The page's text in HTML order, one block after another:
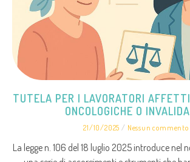
TUTELA PER I LAVORATORI
ONCOLOGICHE O
21/10/2025 Nessun commento
La legge n. 106 del 18 luglio 2025 introduce nel